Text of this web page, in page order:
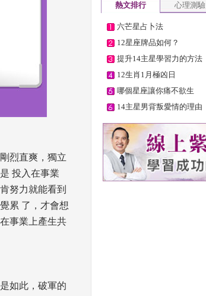
烈直爽，獨立
投入在事業
努力就能看到
累 了，才會想
事業上產生共
如此，破軍的
熱文排行 心理測驗
六芒星占卜法
12星座牌品如何？
提升14主星學習力的方法
12生肖1月極凶日
哪個星座讓你痛不欲生
14主星男背叛愛情的理由